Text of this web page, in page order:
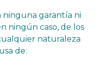
ninguna garantía ni
ningún caso, de los
naturaleza
de: